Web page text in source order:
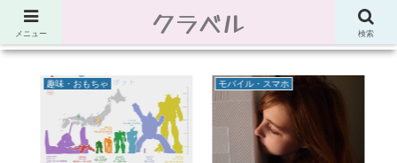
節約、こだわり、使い道。「決め手」がわかる比較サイト。でしたが最近は雑
多なブログ
趣味・おもちゃ モバイル・スマホ
メニュー クラベル 検索